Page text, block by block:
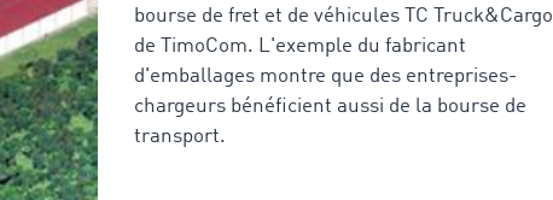
bourse de fret et de véhicules TC Truck&Cargo
de TimoCom. L'exemple du fabricant
d'emballages montre que des entreprises-
chargeurs bénéficient aussi de la bourse de
transport.